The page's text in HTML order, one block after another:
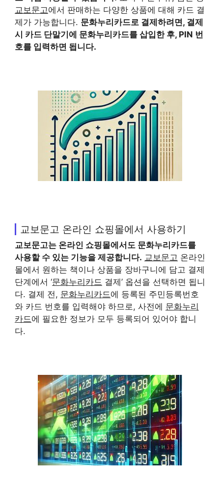
교보문고에서 판매하는 다양한 상품에 대해 카드 결
제가 가능합니다. 문화누리카드로 결제하려면, 결제
시 카드 단말기에 문화누리카드를 삽입한 후, PIN 번
호를 입력하면 됩니다.
교보문고 온라인 쇼핑몰에서 사용하기
교보문고는 온라인 쇼핑몰에서도 문화누리카드를
사용할 수 있는 기능을 제공합니다. 교보문고 온라인
몰에서 원하는 책이나 상품을 장바구니에 담고 결제
단계에서 ‘문화누리카드 결제’ 옵션을 선택하면 됩니
다. 결제 전, 문화누리카드에 등록된 주민등록번호
와 카드 번호를 입력해야 하므로, 사전에 문화누리
카드에 필요한 정보가 모두 등록되어 있어야 합니
다.